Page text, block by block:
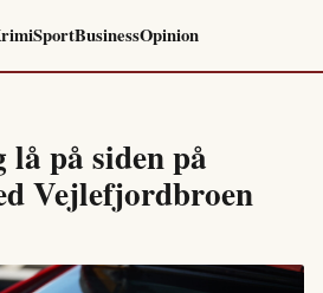
SportBusinessOpinion
på siden på
Vejlefjordbroen